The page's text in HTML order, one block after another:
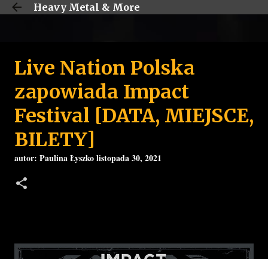
Przejdź do głównej zawartości
Heavy Metal & More
Live Nation Polska
zapowiada Impact
Festival [DATA, MIEJSCE,
BILETY]
autor: Paulina Łyszkolistopada 30, 2021